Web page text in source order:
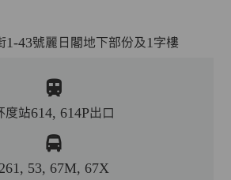
1-43號麗日閣地下部份及1字樓
度站614, 614P出口
261, 53, 67M, 67X